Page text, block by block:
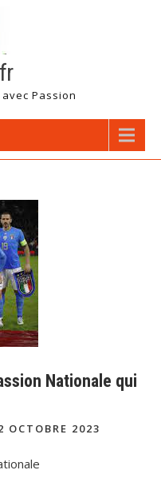
Passion
Nationale qui
OCTOBRE 2023